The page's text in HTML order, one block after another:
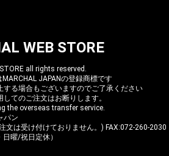
WEB STORE
all rights reserved.
JAPANの登録商標です
る場合もございますのでご了承ください
てのご注文はお断りします。
the overseas transfer service.
パン
は受け付けておりません。) FAX:072-260-2030
曜/祝日定休）